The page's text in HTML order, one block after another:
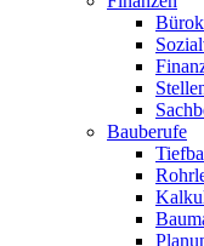
Bauberufe